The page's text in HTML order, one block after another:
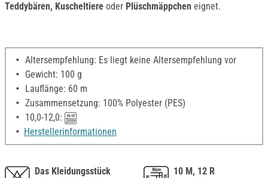
Teddybären, Kuscheltiere oder Plüschmäppchen eignet.
Altersempfehlung: Es liegt keine Altersempfehlung vor
Gewicht: 100 g
Lauflänge: 60 m
Zusammensetzung: 100% Polyester (PES)
10,0-12,0:
Herstellerinformationen
Das Kleidungsstück
10 M, 12 R